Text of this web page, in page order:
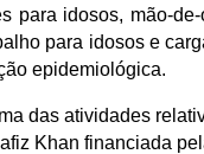
para idosos, mão-de-
para idosos e
epidemiológica.
das atividades
Khan financiada